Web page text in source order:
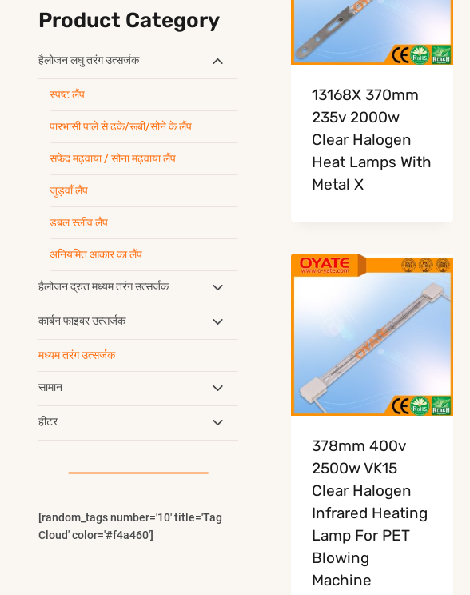
13168X 370mm
235v 2000w
Clear Halogen
Heat Lamps With
Metal X
378mm 400v
2500w VK15
Clear Halogen
Infrared Heating
Lamp For PET
Blowing
Machine
Product Category
हैलोजन लघु तरंग उत्सर्जक
Toggle
स्पष्ट लैंप
पारभासी पाले से ढके/रूबी/सोने के लैंप
सफेद मढ़वाया / सोना मढ़वाया लैंप
जुड़वाँ लैंप
डबल स्लीव लैंप
अनियमित आकार का लैंप
हैलोजन द्रुत मध्यम तरंग उत्सर्जक
Toggle
Menu
कार्बन फाइबर उत्सर्जक
Toggle
मध्यम तरंग उत्सर्जक
सामान
Toggle
Menu
हीटर
Toggle
[random_tags number='10' title='Tag
Cloud' color='#f4a460']